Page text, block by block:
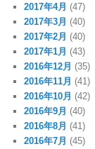
2017年4月 (47)
2017年3月 (40)
2017年2月 (40)
2017年1月 (43)
2016年12月 (35)
2016年11月 (41)
2016年10月 (42)
2016年9月 (40)
2016年8月 (41)
2016年7月 (45)